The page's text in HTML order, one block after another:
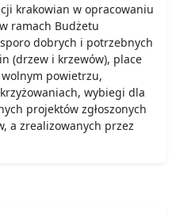
krakowian w opracowaniu
ramach Budżetu
dobrych i potrzebnych
(drzew i krzewów), place
powietrzu,
wybiegi dla
projektów zgłoszonych
a zrealizowanych przez